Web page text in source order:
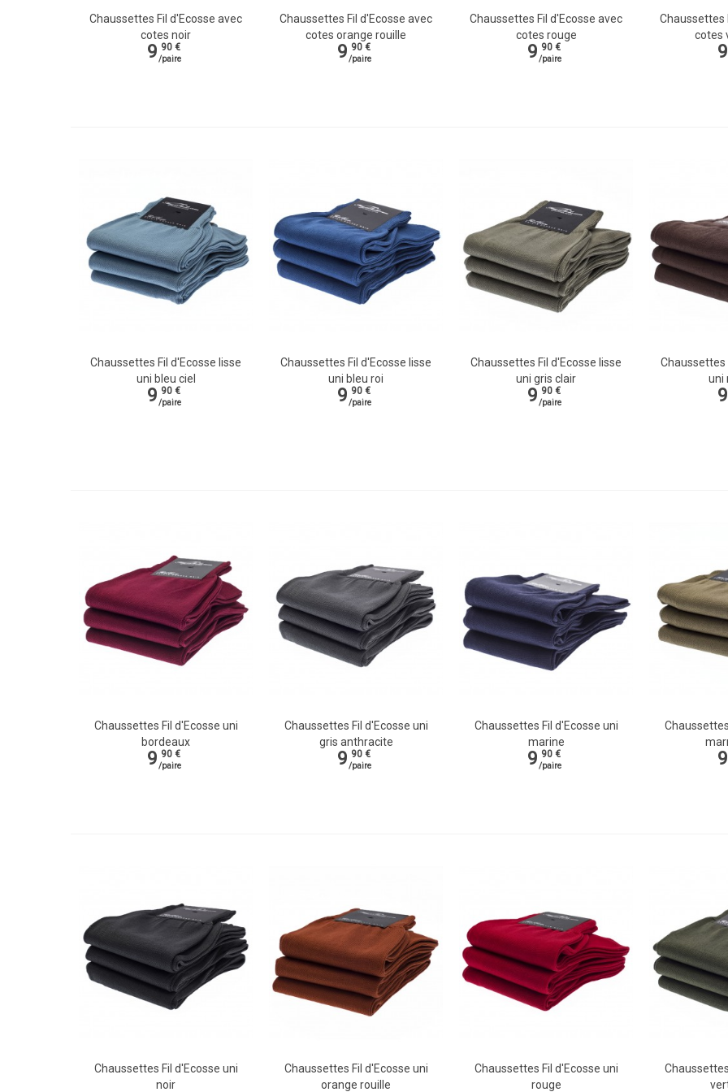
Vue rapide
Chaussettes Fil d'Ecosse avec
cotes noir
9 90 €
/paire
Vue rapide
Chaussettes Fil d'Ecosse avec
cotes orange rouille
9 90 €
/paire
Vue rapide
Chaussettes Fil d'Ecosse avec
cotes rouge
9 90 €
/paire
Vue
Chaussettes
cotes
9
Vue rapide
Chaussettes Fil d'Ecosse lisse
uni bleu ciel
9 90 €
/paire
Vue rapide
Chaussettes Fil d'Ecosse lisse
uni bleu roi
9 90 €
/paire
Vue rapide
Chaussettes Fil d'Ecosse lisse
uni gris clair
9 90 €
/paire
Vue
Chaussettes
uni
9
Vue rapide
Chaussettes Fil d'Ecosse uni
bordeaux
9 90 €
/paire
Vue rapide
Chaussettes Fil d'Ecosse uni
gris anthracite
9 90 €
/paire
Vue rapide
Chaussettes Fil d'Ecosse uni
marine
9 90 €
/paire
Vue
9
Vue rapide
Chaussettes Fil d'Ecosse uni
noir
Vue rapide
Chaussettes Fil d'Ecosse uni
orange rouille
Vue rapide
Chaussettes Fil d'Ecosse uni
rouge
Vue